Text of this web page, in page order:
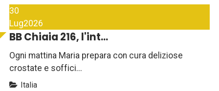
30
Lug2026
BB Chiaia 216, l'int...
Ogni mattina Maria prepara con cura deliziose
crostate e soffici...
Italia